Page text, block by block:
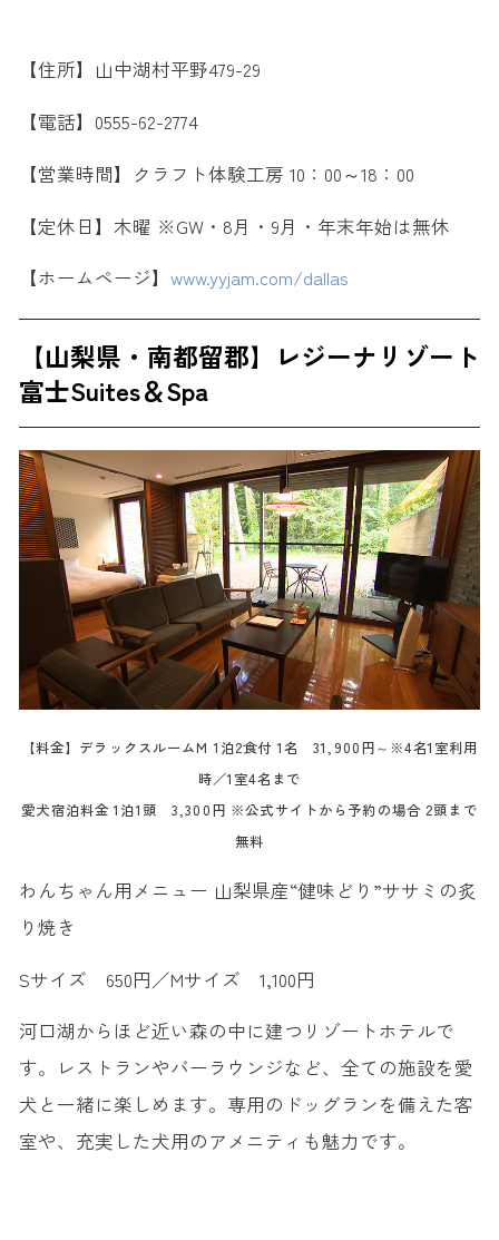
【住所】山中湖村平野479-29
【電話】0555-62-2774
【営業時間】クラフト体験工房 10：00～18：00
【定休日】木曜 ※GW・8月・9月・年末年始は無休
【ホームページ】 www.yyjam.com/dallas
【山梨県・南都留郡】レジーナリゾート
富士Suites＆Spa
【料金】デラックスルームM 1泊2食付 1名 31,900円～※4名1室利用
時／1室4名まで
愛犬宿泊料金 1泊1頭 3,300円 ※公式サイトから予約の場合 2頭まで
無料
わんちゃん用メニュー 山梨県産“健味どり”ササミの炙
り焼き
Sサイズ 650円／Mサイズ 1,100円
河口湖からほど近い森の中に建つリゾートホテルで
す。レストランやバーラウンジなど、全ての施設を愛
犬と一緒に楽しめます。専用のドッグランを備えた客
室や、充実した犬用のアメニティも魅力です。